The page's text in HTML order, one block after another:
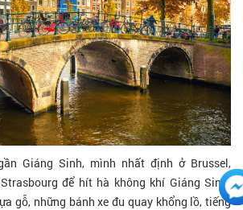
Giáng Sinh, mình nhất định ở Brussel,
để hít hà không khí Giáng Sinh.
gỗ, những bánh xe đu quay khổng lồ, tiếng